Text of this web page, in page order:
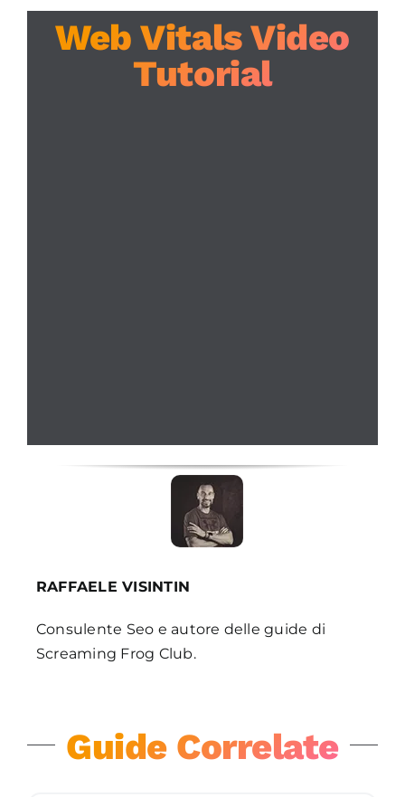
Web Vitals Video
Tutorial
RAFFAELE VISINTIN
Consulente Seo e autore delle guide di
Screaming Frog Club.
Guide Correlate